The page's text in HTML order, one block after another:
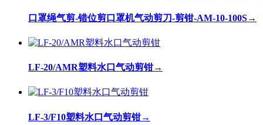
口罩绳气剪-错位剪口罩机气动剪刀-剪钳-AM-10-100S→
LF-20/AMR塑料水口气动剪钳→
LF-3/F10塑料水口气动剪钳→